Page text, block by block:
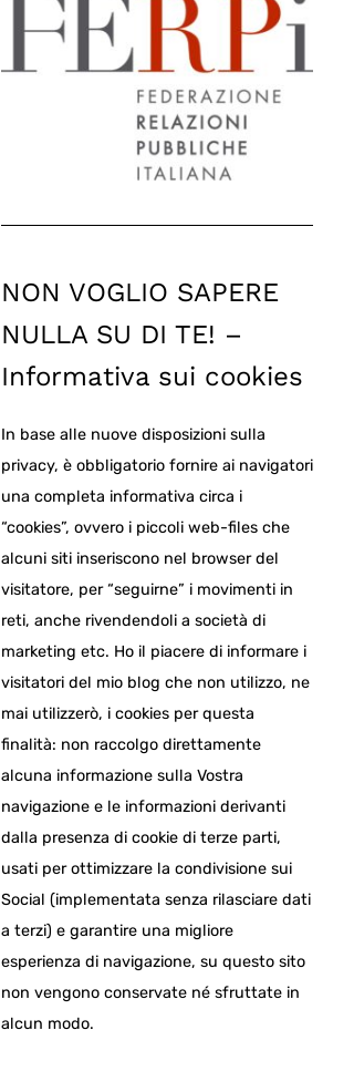
NON VOGLIO SAPERE
NULLA SU DI TE! –
Informativa sui cookies
In base alle nuove disposizioni sulla
privacy, è obbligatorio fornire ai navigatori
una completa informativa circa i
“cookies”, ovvero i piccoli web-files che
alcuni siti inseriscono nel browser del
visitatore, per “seguirne” i movimenti in
reti, anche rivendendoli a società di
marketing etc. Ho il piacere di informare i
visitatori del mio blog che non utilizzo, ne
mai utilizzerò, i cookies per questa
finalità: non raccolgo direttamente
alcuna informazione sulla Vostra
navigazione e le informazioni derivanti
dalla presenza di cookie di terze parti,
usati per ottimizzare la condivisione sui
Social (implementata senza rilasciare dati
a terzi) e garantire una migliore
esperienza di navigazione, su questo sito
non vengono conservate né sfruttate in
alcun modo.